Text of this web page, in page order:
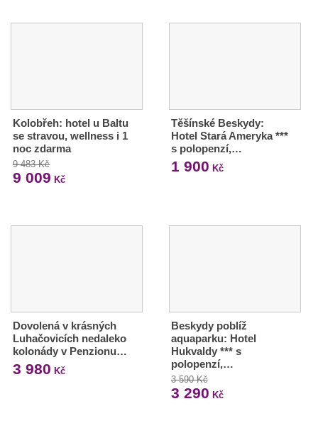
Kolobřeh: hotel u Baltu
se stravou, wellness i 1
noc zdarma
9 483 Kč
9 009 Kč
Těšínské Beskydy:
Hotel Stará Ameryka ***
s polopenzí,…
1 900 Kč
Dovolená v krásných
Luhačovicích nedaleko
kolonády v Penzionu…
3 980 Kč
Beskydy poblíž
aquaparku: Hotel
Hukvaldy *** s
polopenzí,…
3 590 Kč
3 290 Kč